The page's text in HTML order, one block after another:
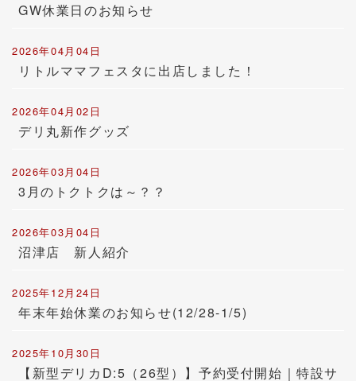
GW休業日のお知らせ
2026年04月04日
リトルママフェスタに出店しました！
2026年04月02日
デリ丸新作グッズ
2026年03月04日
3月のトクトクは～？？
2026年03月04日
沼津店 新人紹介
2025年12月24日
年末年始休業のお知らせ(12/28-1/5)
2025年10月30日
【新型デリカD:5（26型）】予約受付開始｜特設サ